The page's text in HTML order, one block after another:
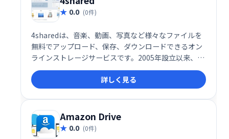
0.0 (0件)
4sharedは、音楽、動画、写真など様々なファイルを
無料でアップロード、保存、ダウンロードできるオン
ラインストレージサービスです。2005年設立以来、世
界中で利用されており、高品質のホスティングと共有
機能を提供。直感的で使いやすいインターフェース
で、データへのアクセスを容易にします。
詳しく見る
Amazon Drive
0.0 (0件)